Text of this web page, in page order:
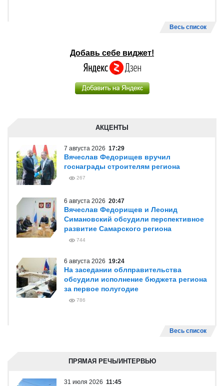
Весь список
Добавь себе виджет!
АКЦЕНТЫ
7 августа 2026 17:29
Вячеслав Федорищев вручил
госнаграды строителям региона
267
6 августа 2026 20:47
Вячеслав Федорищев и Леонид
Симановский обсудили перспективное
развитие Самарского региона
744
6 августа 2026 19:24
На заседании облправительства
обсудили исполнение бюджета региона
за первое полугодие
786
Весь список
ПРЯМАЯ РЕЧЬ/ИНТЕРВЬЮ
31 июля 2026 11:45